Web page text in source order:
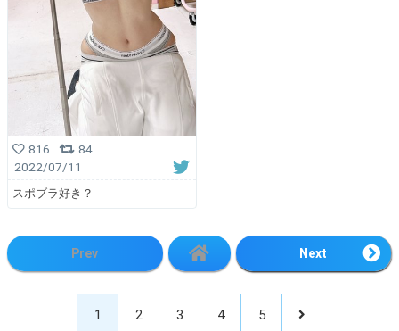
816
84
2022/07/11
スポブラ好き？
Prev Next
1 2 3 4 5